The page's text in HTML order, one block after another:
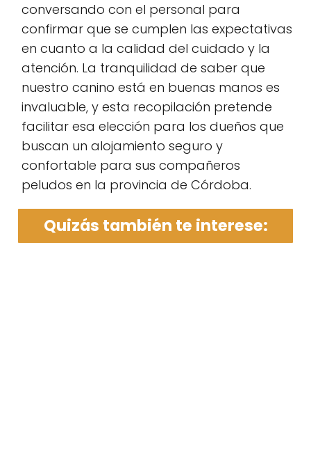
conversando con el personal para
confirmar que se cumplen las expectativas
en cuanto a la calidad del cuidado y la
atención. La tranquilidad de saber que
nuestro canino está en buenas manos es
invaluable, y esta recopilación pretende
facilitar esa elección para los dueños que
buscan un alojamiento seguro y
confortable para sus compañeros
peludos en la provincia de Córdoba.
Quizás también te interese: